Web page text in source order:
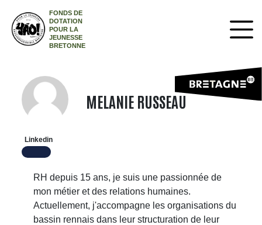
FONDS DE
DOTATION
POUR LA
JEUNESSE
BRETONNE
MELANIE RUSSEAU
Linkedin
RH depuis 15 ans, je suis une passionnée de
mon métier et des relations humaines.
Actuellement, j'accompagne les organisations du
bassin rennais dans leur structuration de leur